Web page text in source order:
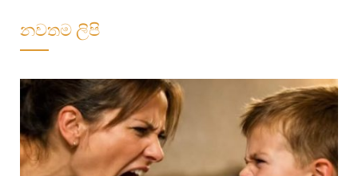
නවතම ලිපි